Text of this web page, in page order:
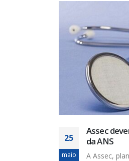
25
maio
Assec
da ANS
A Assec,